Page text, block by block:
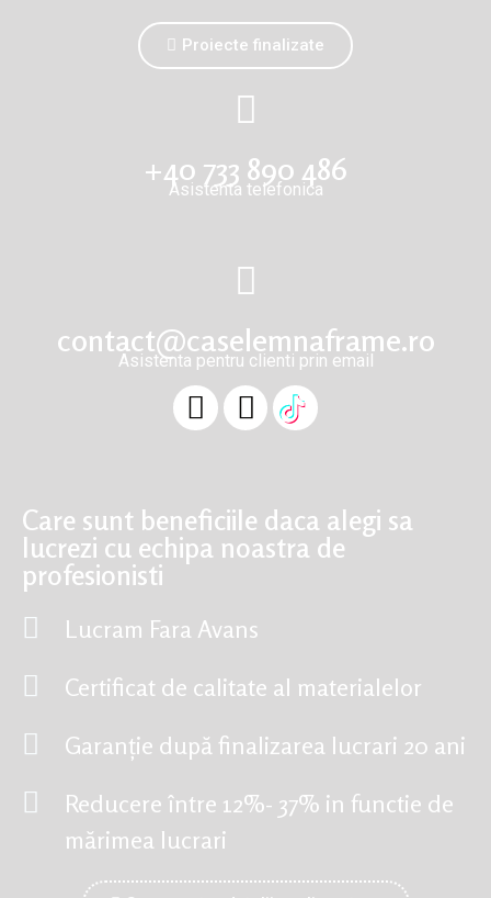
Proiecte finalizate
+40 733 890 486
Asistenta telefonica
contact@caselemnaframe.ro
Asistenta pentru clienti prin email
Care sunt beneficiile daca alegi sa
lucrezi cu echipa noastra de
profesionisti
Lucram Fara Avans
Certificat de calitate al materialelor
Garanție după finalizarea lucrari 20 ani
Reducere între 12%- 37% in functie de
mărimea lucrari